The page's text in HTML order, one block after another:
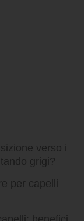
verso i
grigi?
per capelli